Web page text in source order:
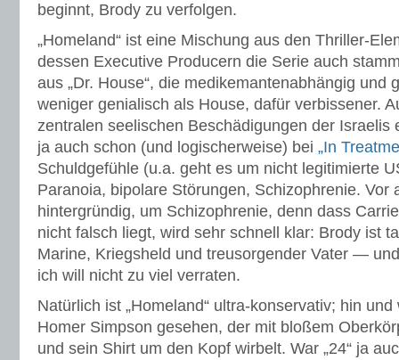
beginnt, Brody zu verfolgen.
„Homeland“ ist eine Mischung aus den Thriller-
dessen Executive Producern die Serie auch
aus „Dr. House“, die medikemantenabhängig und
weniger genialisch als House, dafür verbissener.
zentralen seelischen Beschädigungen der Israelis
ja auch schon (und logischerweise) bei „In
Schuldgefühle (u.a. geht es um nicht legitimierte
Paranoia, bipolare Störungen, Schizophrenie. Vor
hintergründig, um Schizophrenie, denn dass
nicht falsch liegt, wird sehr schnell klar: Brody ist
Marine, Kriegsheld und treusorgender Vater —
ich will nicht zu viel verraten.
Natürlich ist „Homeland“ ultra-konservativ; hin
Homer Simpson gesehen, der mit bloßem
und sein Shirt um den Kopf wirbelt. War „24“ ja